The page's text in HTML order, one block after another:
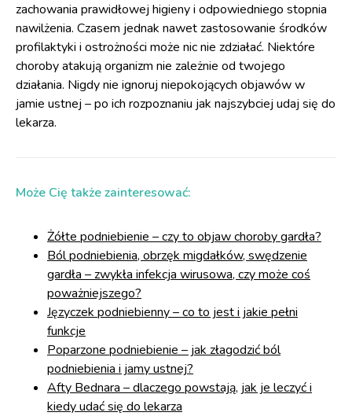
zachowania prawidłowej higieny i odpowiedniego stopnia
nawilżenia. Czasem jednak nawet zastosowanie środków
profilaktyki i ostrożności może nic nie zdziałać. Niektóre
choroby atakują organizm nie zależnie od twojego
działania. Nigdy nie ignoruj niepokojących objawów w
jamie ustnej – po ich rozpoznaniu jak najszybciej udaj się do
lekarza.
Może Cię także zainteresować:
Żółte podniebienie – czy to objaw choroby gardła?
Ból podniebienia, obrzęk migdałków, swędzenie
gardła – zwykła infekcja wirusowa, czy może coś
poważniejszego?
Języczek podniebienny – co to jest i jakie pełni
funkcje
Poparzone podniebienie – jak złagodzić ból
podniebienia i jamy ustnej?
Afty Bednara – dlaczego powstają, jak je leczyć i
kiedy udać się do lekarza